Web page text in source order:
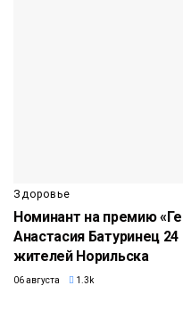
Здоровье
Номинант на премию
Анастасия Батуринец
жителей Норильска
06 августа 1.3k